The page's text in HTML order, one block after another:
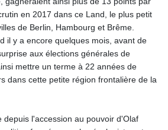
en 2017 dans ce Land, le plus petit
de Berlin, Hambourg et Brême.
il y a encore quelques mois, avant de
aux élections générales de
mettre un terme à 22 années de
dans cette petite région frontalière de la
depuis l'accession au pouvoir d'Olaf